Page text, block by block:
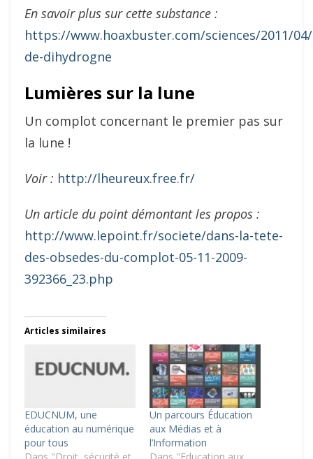
En savoir plus sur cette substance :
https://www.hoaxbuster.com/sciences/2011/
de-dihydrogne
Lumières sur la lune
Un complot concernant le premier pas sur
la lune !
Voir : http://lheureux.free.fr/
Un article du point démontant les propos :
http://www.lepoint.fr/societe/dans-la-tete-
des-obsedes-du-complot-05-11-2009-
392366_23.php
Articles similaires
EDUCNUM, une
éducation au numérique
pour tous
Un parcours Éducation
aux Médias et à
l’Information